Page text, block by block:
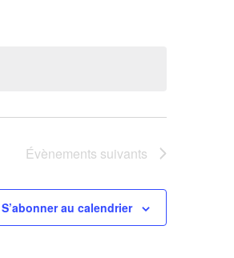
Évènements suivants
S’abonner au calendrier